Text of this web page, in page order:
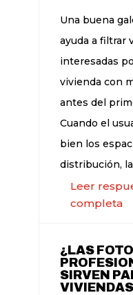
Una buena
ayuda a filtrar
interesadas
vivienda con
antes del
Cuando el
bien los
distribución, la
Leer
completa
¿LAS
SIRVEN